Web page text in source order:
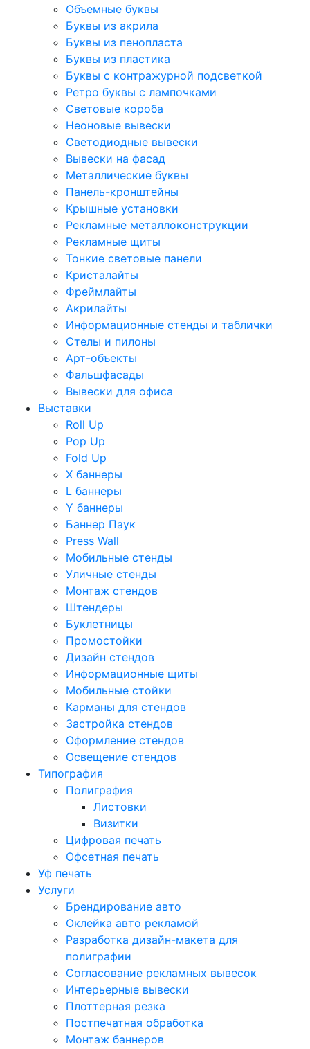
Объемные буквы
Буквы из акрила
Буквы из пенопласта
Буквы из пластика
Буквы с контражурной подсветкой
Ретро буквы с лампочками
Световые короба
Неоновые вывески
Светодиодные вывески
Вывески на фасад
Металлические буквы
Панель-кронштейны
Крышные установки
Рекламные металлоконструкции
Рекламные щиты
Тонкие световые панели
Кристалайты
Фреймлайты
Акрилайты
Информационные стенды и таблички
Стелы и пилоны
Арт-объекты
Фальшфасады
Вывески для офиса
Выставки
Roll Up
Pop Up
Fold Up
Х баннеры
L баннеры
Y баннеры
Баннер Паук
Press Wall
Мобильные стенды
Уличные стенды
Монтаж стендов
Штендеры
Буклетницы
Промостойки
Дизайн стендов
Информационные щиты
Мобильные стойки
Карманы для стендов
Застройка стендов
Оформление стендов
Освещение стендов
Типография
Полиграфия
Листовки
Визитки
Цифровая печать
Офсетная печать
Уф печать
Услуги
Брендирование авто
Оклейка авто рекламой
Разработка дизайн-макета для
полиграфии
Согласование рекламных вывесок
Интерьерные вывески
Плоттерная резка
Постпечатная обработка
Монтаж баннеров